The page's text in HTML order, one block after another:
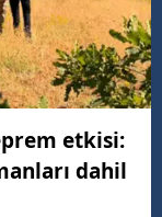
etkisi:
dahil